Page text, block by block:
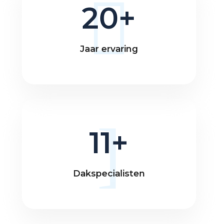
20
Jaar ervaring
11
Dakspecialisten